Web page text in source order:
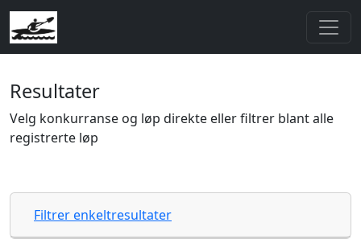
Resultater
Velg konkurranse og løp direkte eller filtrer blant alle
registrerte løp
Filtrer enkeltresultater